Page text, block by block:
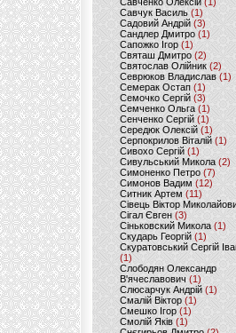
Савчук Василь (1)
Садовий Андрій (3)
Сандлер Дмитро(1)
Сапожко Ігор(1)
Святаш Дмитро (2)
Святослав Олійник (2)
Севрюков Владислав (1)
Семерак Остап (1)
Семочко Сергій (3)
Семченко Ольга (1)
Сенченко Сергій(1)
Середюк Олексій(1)
Серпокрилов Віталій(1)
Сивохо Сергій(1)
Сивульський Микола(2)
Симоненко Петро(7)
Симонов Вадим (12)
Ситник Артем(11)
Сівець Віктор
Сігал Євген (3)
Сіньковский Микола(1)
Скударь Георгій (1)
Скуратовський Сергій
(1)
Слободян Олександр
В'ячеславович(1)
Слюсарчук Андрій(1)
Смалій Віктор (1)
Смешко Ігор (1)
Смолій Яків (1)